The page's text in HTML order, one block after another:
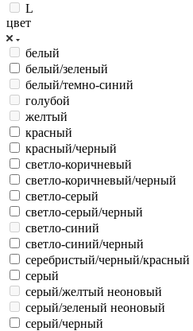
L
цвет
белый
белый/зеленый
белый/темно-синий
голубой
желтый
красный
красный/черный
светло-коричневый
светло-коричневый/черный
светло-серый
светло-серый/черный
светло-синий
светло-синий/черный
серебристый/черный/красный
серый
серый/желтый неоновый
серый/зеленый неоновый
серый/черный